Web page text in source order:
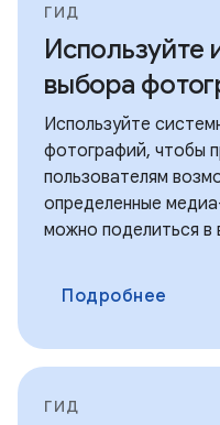
ГИД
Используйте
выбора
Используйте
фотографий, чтобы
пользователям
определенные
можно поделиться в
Подробнее
ГИД